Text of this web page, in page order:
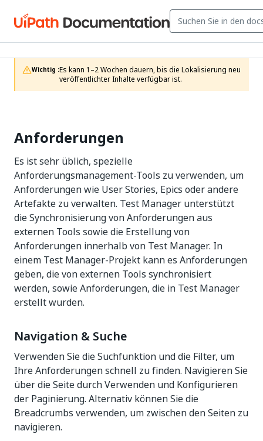
Wichtig :Es kann 1–2 Wochen dauern, bis die Lokalisierung neu
veröffentlichter Inhalte verfügbar ist.
Anforderungen
Es ist sehr üblich, spezielle
Anforderungsmanagement-Tools zu verwenden, um
Anforderungen wie User Stories, Epics oder andere
Artefakte zu verwalten. Test Manager unterstützt
die Synchronisierung von Anforderungen aus
externen Tools sowie die Erstellung von
Anforderungen innerhalb von Test Manager. In
einem Test Manager-Projekt kann es Anforderungen
geben, die von externen Tools synchronisiert
werden, sowie Anforderungen, die in Test Manager
erstellt wurden.
Navigation & Suche
Verwenden Sie die Suchfunktion und die Filter, um
Ihre Anforderungen schnell zu finden. Navigieren Sie
über die Seite durch Verwenden und Konfigurieren
der Paginierung. Alternativ können Sie die
Breadcrumbs verwenden, um zwischen den Seiten zu
navigieren.